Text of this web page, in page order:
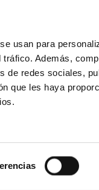
usan para
Además,
de redes sociales,
que les haya